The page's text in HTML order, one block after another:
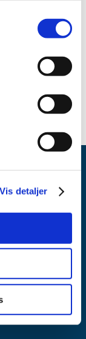
Vis detaljer